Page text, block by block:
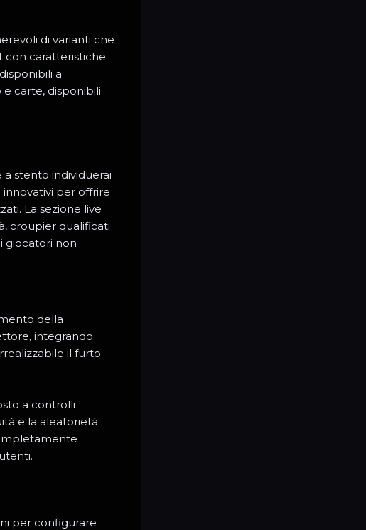
di varianti che
con caratteristiche
a
carte, disponibili
a stento individuerai
per offrire
La sezione live
croupier qualificati
giocatori non
della
integrando
il furto
a controlli
e la aleatorietà
per configurare